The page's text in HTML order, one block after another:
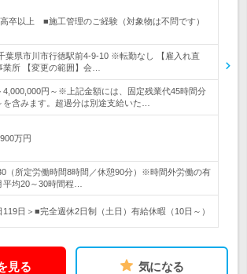
卒以上 ■施工管理のご経験（対象物は不問です）
葉県市川市行徳駅前4-9-10 ※転勤なし 【雇入れ直
業所 【変更の範囲】会…
4,000,000円～※上記金額には、固定残業代45時間分
を含みます。超過分は別途支給いた…
万円
（所定労働時間8時間／休憩90分）※時間外労働の有
平均20～30時間程…
119日＞■完全週休2日制（土日）有給休暇（10日～）
見る 気になる